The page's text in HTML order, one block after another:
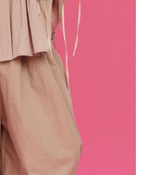
分期」於每月結算日後寄送繳費提
商條碼／台灣大直營門市／銀行轉
繳費。
」（以下簡稱本公司）所提供，讓
服務，並由商店將買賣／分期付款
公司帳單繳交帳款。
契約關係目的，商店將以您的個人
灣大哥大進項蒐集、處理及利用，
之確認、核對及更正。
https://oppay.tw/userRule
後，將跳轉至「AFTEE先享後付」
即可完成結帳。
簡訊。
簡訊中的連結，可透過四大超商／
方視為交易完成。
費，但若您需要取消訂單，請聯絡
單仍視為有效，需透過AFTEE先享
之結帳頁面顯示為準，若有關於
關疑問，請聯繫「AFTEE先享後付
support/home
費
運費
運費
運費